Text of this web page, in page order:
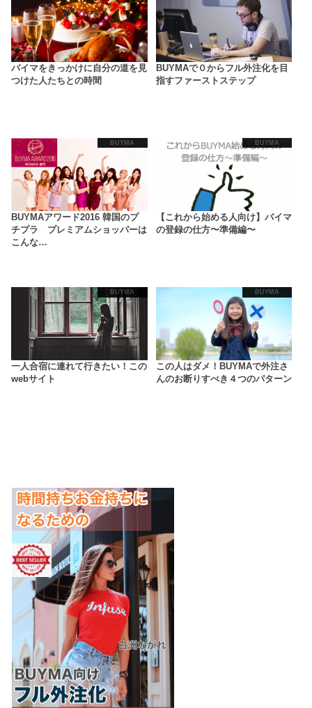
バイマをきっかけに自分の道を見
つけた人たちとの時間
BUYMAで０からフル外注化を目
指すファーストステップ
BUYMA
BUYMAアワード2016 韓国のプ
チプラ プレミアムショッパーは
こんな…
BUYMA
【これから始める人向け】バイマ
の登録の仕方〜準備編〜
BUYMA
一人合宿に連れて行きたい！この
webサイト
BUYMA
この人はダメ！BUYMAで外注さ
んのお断りすべき４つのパターン